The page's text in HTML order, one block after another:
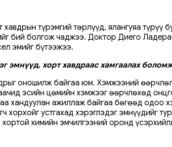
түрэмгий төрлүүд, ялангуяа түрүү
бий болгож чаджээ. Доктор Диего
эмийг бүтээжээ.
эмнүүд, хорт хавдраас хамгаалах
оношилж байгаа юм. Хэмжээний
эсийн цөмийн хэмжээг өөрчлөхөд
хандуулан ажиллаж байгаа бөгөөд одоо
хорхойг устгахад хэрэглэдэг эмнүүдийг
химийн эмчилгээний оронд